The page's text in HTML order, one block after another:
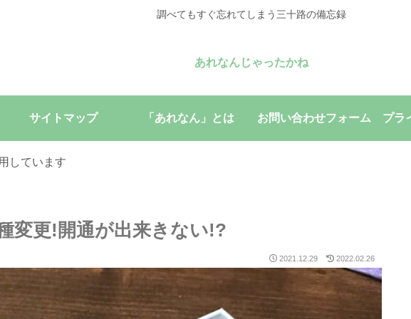
調べてもすぐ忘れてしまう三十路の備忘録
あれなんじゃったかね
サイトマップ 「あれなん」とは お問い合わせフォーム プラ
しています
変更!開通が出来きない!?
2021.12.29 2022.02.26